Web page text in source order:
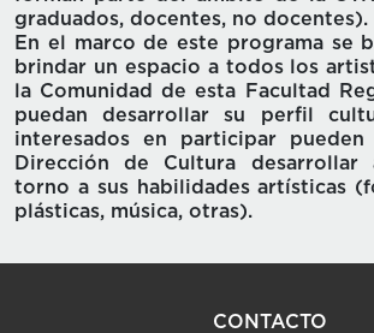
graduados, docentes, no docentes).
En el marco de este programa se
brindar un espacio a todos los
la Comunidad de esta Facultad
puedan desarrollar su perfil
interesados en participar pueden
Dirección de Cultura desarrollar
torno a sus habilidades artísticas
plásticas, música, otras).
CONTACTO